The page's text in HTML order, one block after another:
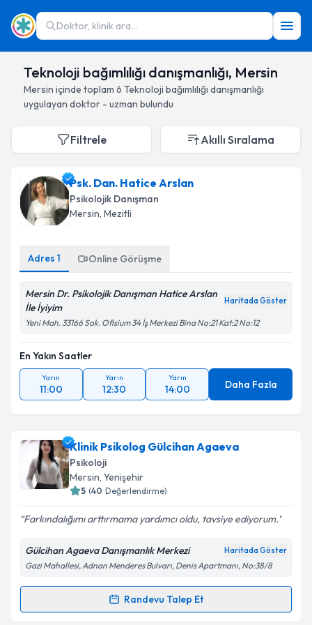
Doktor, klinik ara...
Teknoloji bağımlılığı danışmanlığı, Mersin
Mersin içinde toplam 6 Teknoloji bağımlılığı danışmanlığı
uygulayan doktor - uzman bulundu
Filtrele Akıllı Sıralama
Psk. Dan. Hatice Arslan
Psikolojik Danışman
Mersin, Mezitli
Adres 1 Online Görüşme
Mersin Dr. Psikolojik Danışman Hatice Arslan
İle İyiyim
Haritada Göster
Yeni Mah. 33166 Sok. Ofisium 34 İş Merkezi Bina No:21 Kat:2 No:12
En Yakın Saatler
Yarın
11:00
Yarın
12:30
Yarın
14:00 Daha Fazla
Klinik Psikolog Gülcihan Agaeva
Psikoloji
Mersin, Yenişehir
5 (40 Değerlendirme)
Farkındalığımı arttırmama yardımcı oldu, tavsiye ediyorum.
Gülcihan Agaeva Danışmanlık Merkezi Haritada Göster
Gazi Mahallesi, Adnan Menderes Bulvarı, Denis Apartmanı, No:38/8
Randevu Talep Et
Randevu Takvimi Talebi